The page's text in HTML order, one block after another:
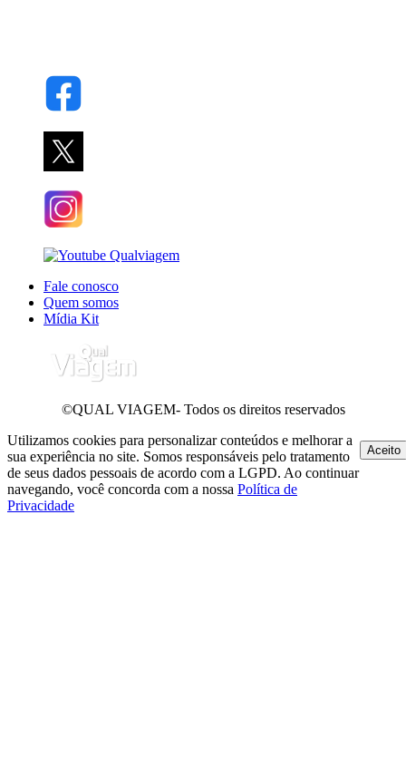
Fale conosco
Quem somos
Mídia Kit
©QUAL VIAGEM- Todos os direitos reservados
Utilizamos cookies para personalizar conteúdos e melhorar a
sua experiência no site. Somos responsáveis pelo tratamento
de seus dados pessoais de acordo com a LGPD. Ao continuar
navegando, você concorda com a nossa Política de
Privacidade
Aceito